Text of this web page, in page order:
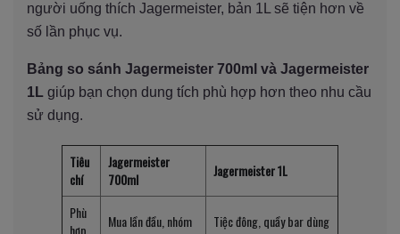
người uống thích Jagermeister, bản 1L sẽ tiện hơn về
số lần phục vụ.
Bảng so sánh Jagermeister 700ml và Jagermeister
1L giúp bạn chọn dung tích phù hợp hơn theo nhu cầu
sử dụng.
Tiêu
chí
Jagermeister
700ml
Jagermeister 1L
Phù
hợp
Mua lần đầu, nhóm
Tiệc đông, quầy bar dùng